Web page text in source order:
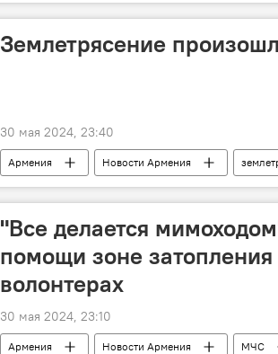
Землетрясение
30 мая 2024, 23:40
Армения Новости Армения
"Все делается
помощи зоне
волонтерах
30 мая 2024, 23:10
Армения Новости Армения МЧС